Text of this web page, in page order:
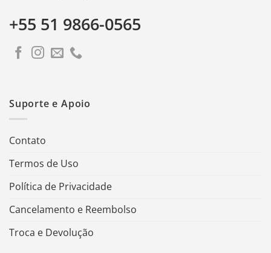
+55 51 9866-0565
Suporte e Apoio
Contato
Termos de Uso
Política de Privacidade
Cancelamento e Reembolso
Troca e Devolução